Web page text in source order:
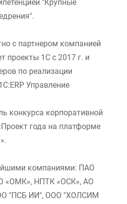
"Крупные
с партнером компанией
проекты 1С с 2017 г. и
по реализации
Управление
конкурса корпоративной
года на платформе
компаниями: ПАО
«ОМК», НПТК «ОСК», АО
"ПСБ ИИ", ООО "ХОЛСИМ